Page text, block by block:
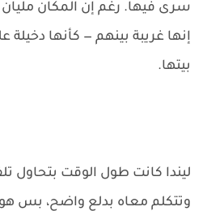
سرى فيها. رغم إن المكان
إنها غريبة بينهم — كأنها
بيتها.
ليندا كانت طول الوقت بتحاول
وتتكلم معاه بدلع واضح، بس هو